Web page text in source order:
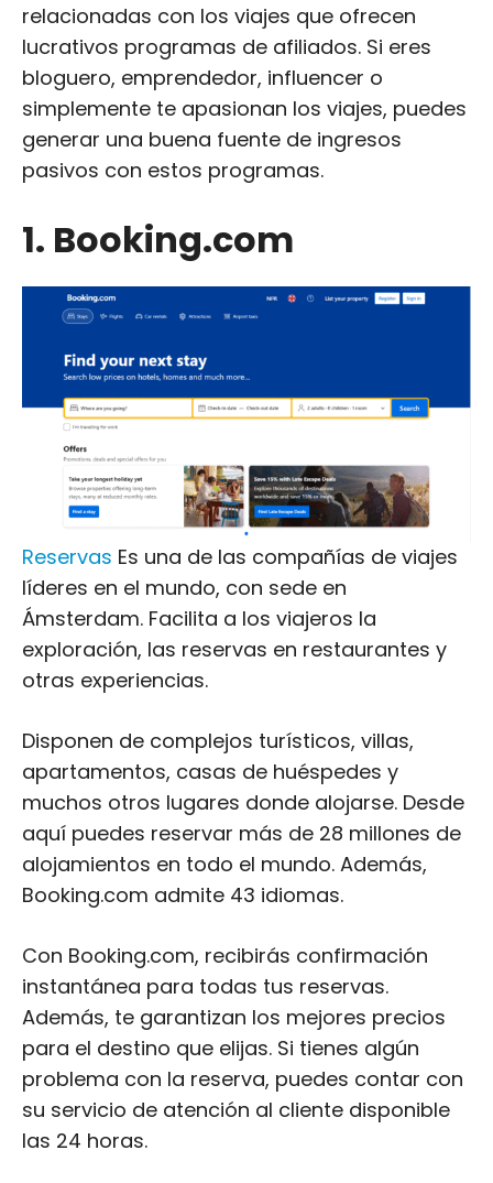
relacionadas con los viajes que ofrecen
lucrativos programas de afiliados. Si eres
bloguero, emprendedor, influencer o
simplemente te apasionan los viajes, puedes
generar una buena fuente de ingresos
pasivos con estos programas.
1. Booking.com
Reservas Es una de las compañías de viajes
líderes en el mundo, con sede en
Ámsterdam. Facilita a los viajeros la
exploración, las reservas en restaurantes y
otras experiencias.
Disponen de complejos turísticos, villas,
apartamentos, casas de huéspedes y
muchos otros lugares donde alojarse. Desde
aquí puedes reservar más de 28 millones de
alojamientos en todo el mundo. Además,
Booking.com admite 43 idiomas.
Con Booking.com, recibirás confirmación
instantánea para todas tus reservas.
Además, te garantizan los mejores precios
para el destino que elijas. Si tienes algún
problema con la reserva, puedes contar con
su servicio de atención al cliente disponible
las 24 horas.